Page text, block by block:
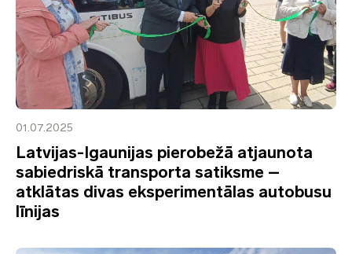
01.07.2025
Latvijas-Igaunijas pierobežā atjaunota
sabiedriskā transporta satiksme –
atklātas divas eksperimentālas autobusu
līnijas